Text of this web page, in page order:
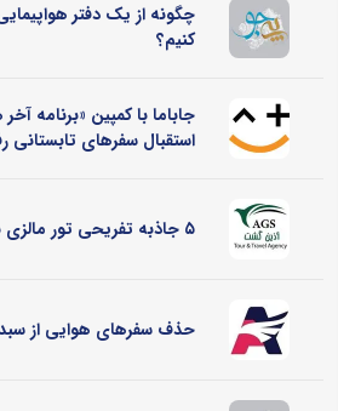
چگونه از یک دفتر
کنیم؟
جاباما با کمپین «برنامه آخر
استقبال سفرهای تابستانی
۵ جاذبه تفریحی تور مالزی برای یک سفر خانوادگی
حذف سفرهای هوایی از سبد